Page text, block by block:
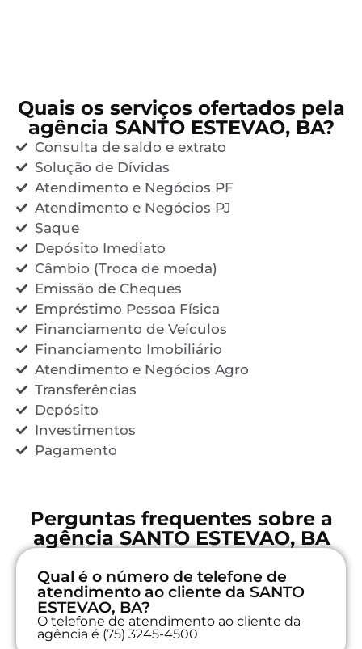
Quais os serviços ofertados pela
agência SANTO ESTEVAO, BA?
Consulta de saldo e extrato
Solução de Dívidas
Atendimento e Negócios PF
Atendimento e Negócios PJ
Saque
Depósito Imediato
Câmbio (Troca de moeda)
Emissão de Cheques
Empréstimo Pessoa Física
Financiamento de Veículos
Financiamento Imobiliário
Atendimento e Negócios Agro
Transferências
Depósito
Investimentos
Pagamento
Perguntas frequentes sobre a
agência SANTO ESTEVAO, BA
Qual é o número de telefone de
atendimento ao cliente da SANTO
ESTEVAO, BA?
O telefone de atendimento ao cliente da
agência é (75) 3245-4500